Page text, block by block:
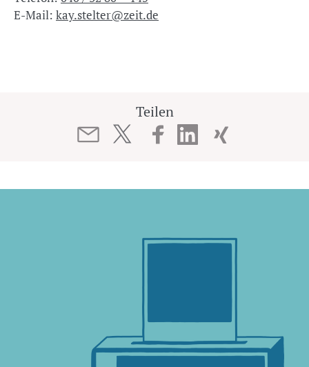
E-Mail: kay.stelter@zeit.de
Teilen